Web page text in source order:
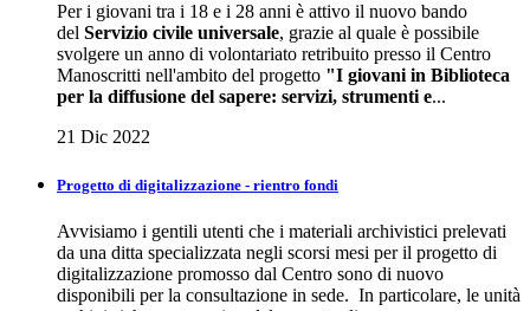
Per i giovani tra i 18 e i 28 anni è attivo il nuovo bando
del Servizio civile universale, grazie al quale è possibile
svolgere un anno di volontariato retribuito presso il Centro
Manoscritti nell'ambito del progetto "I giovani in Biblioteca
per la diffusione del sapere: servizi, strumenti e...
21 Dic 2022
Progetto di digitalizzazione - rientro fondi
Avvisiamo i gentili utenti che i materiali archivistici prelevati
da una ditta specializzata negli scorsi mesi per il progetto di
digitalizzazione promosso dal Centro sono di nuovo
disponibili per la consultazione in sede. In particolare, le unità